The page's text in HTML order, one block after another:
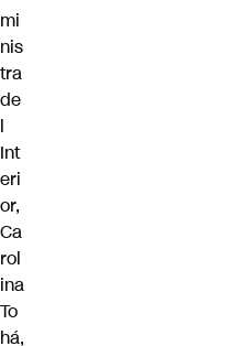
mi
nis
tra
de
l
Int
eri
or,
Ca
rol
ina
To
há,